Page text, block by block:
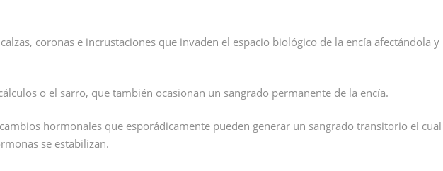
coronas e incrustaciones que invaden el espacio biológico de la encía afectándola y
o el sarro, que también ocasionan un sangrado permanente de la encía.
hormonales que esporádicamente pueden generar un sangrado transitorio el cual
se estabilizan.